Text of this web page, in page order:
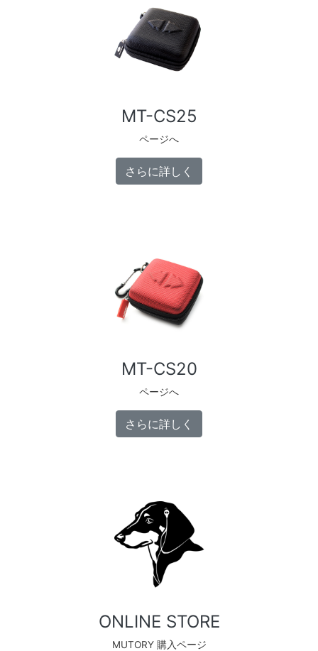
MT-CS25
ページへ
さらに詳しく
MT-CS20
ページへ
さらに詳しく
ONLINE STORE
MUTORY 購入ページ